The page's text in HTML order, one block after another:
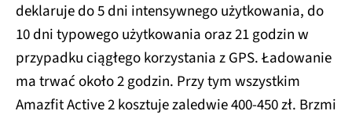
deklaruje do 5 dni intensywnego użytkowania, do
10 dni typowego użytkowania oraz 21 godzin w
przypadku ciągłego korzystania z GPS. Ładowanie
ma trwać około 2 godzin. Przy tym wszystkim
Amazfit Active 2 kosztuje zaledwie 400-450 zł. Brzmi